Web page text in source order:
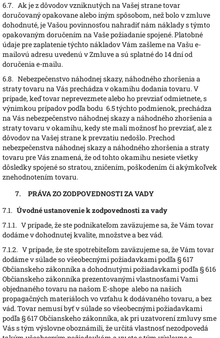
6.7. Ak je z dôvodov vzniknutých na Vašej strane tovar
doručovaný opakovane alebo iným spôsobom, než bolo v zmluve
dohodnuté, je Vašou povinnosťou nahradiť nám náklady s týmto
opakovaným doručením na Vaše požiadanie spojené. Platobné
údaje pre zaplatenie týchto nákladov Vám zašleme na Vašu e-
mailovú adresu uvedenú v Zmluve a sú splatné do 14 dní od
doručenia e-mailu.
6.8. Nebezpečenstvo náhodnej skazy, náhodného zhoršenia a
straty tovaru na Vás prechádza v okamihu dodania tovaru. V
prípade, keď tovar neprevezmete alebo ho prevziať odmietnete, s
výnimkou prípadov podľa bodu 6.5 týchto podmienok, prechádza
na Vás nebezpečenstvo náhodnej skazy a náhodného zhoršenia a
straty tovaru v okamihu, kedy ste mali možnosť ho prevziať, ale z
dôvodov na Vašej strane k prevzatiu nedošlo. Prechod
nebezpečenstva náhodnej skazy a náhodného zhoršenia a straty
tovaru pre Vás znamená, že od tohto okamihu nesiete všetky
dôsledky spojené so stratou, zničením, poškodením či akýmkoľvek
znehodnotením tovaru.
PRÁVA ZO ZODPOVEDNOSTI ZA VADY
7.1. Úvodné ustanovenie k zodpovednosti za vady
7.1.1. V prípade, že ste podnikateľom zaväzujeme sa, že Vám tovar
dodáme v dohodnutej kvalite, množstve a bez vád.
7.1.2. V prípade, že ste spotrebiteľom zaväzujeme sa, že Vám tovar
dodáme v súlade so všeobecnými požiadavkami podľa § 617
Občianskeho zákonníka a dohodnutými požiadavkami podľa § 616
Občianskeho zákonníka prezentovanými vlastnosťami Vami
objednaného tovaru na našom E-shope alebo na našich
propagačných materiáloch vo vzťahu k dodávaného tovaru, a bez
vád. Tovar nemusí byť v súlade so všeobecnými požiadavkami
podľa § 617 Občianskeho zákonníka, ak pri uzatvorení zmluvy sme
Vás s tým výslovne oboznámili, že určitá vlastnosť nezodpovedá